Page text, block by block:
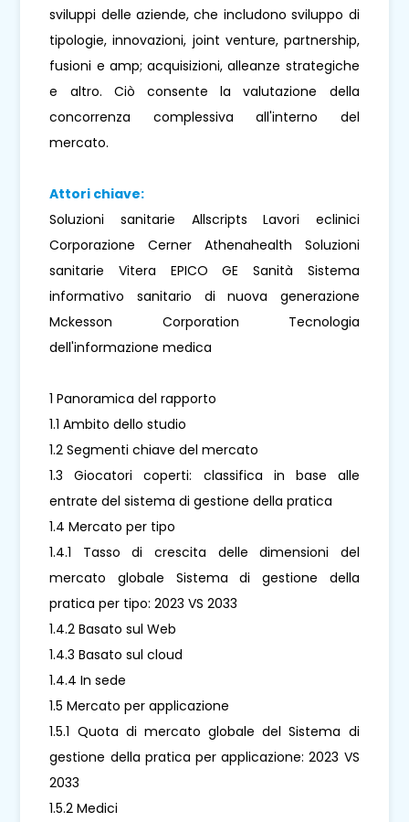
sviluppi delle aziende, che includono sviluppo di
tipologie, innovazioni, joint venture, partnership,
fusioni e amp; acquisizioni, alleanze strategiche
e altro. Ciò consente la valutazione della
concorrenza complessiva all'interno del
mercato.
Attori chiave:
Soluzioni sanitarie Allscripts Lavori eclinici
Corporazione Cerner Athenahealth Soluzioni
sanitarie Vitera EPICO GE Sanità Sistema
informativo sanitario di nuova generazione
Mckesson Corporation Tecnologia
dell'informazione medica
1 Panoramica del rapporto
1.1 Ambito dello studio
1.2 Segmenti chiave del mercato
1.3 Giocatori coperti: classifica in base alle
entrate del sistema di gestione della pratica
1.4 Mercato per tipo
1.4.1 Tasso di crescita delle dimensioni del
mercato globale Sistema di gestione della
pratica per tipo: 2023 VS 2033
1.4.2 Basato sul Web
1.4.3 Basato sul cloud
1.4.4 In sede
1.5 Mercato per applicazione
1.5.1 Quota di mercato globale del Sistema di
gestione della pratica per applicazione: 2023 VS
2033
1.5.2 Medici